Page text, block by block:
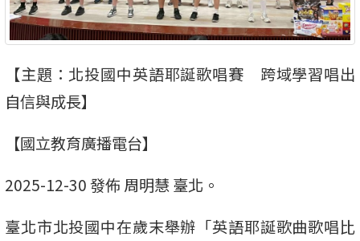
【主題：北投國中英語耶誕歌唱賽 跨域學習唱出
自信與成長】
【國立教育廣播電台】
2025-12-30 發佈 周明慧 臺北。
臺北市北投國中在歲末舉辦「英語耶誕歌曲歌唱比